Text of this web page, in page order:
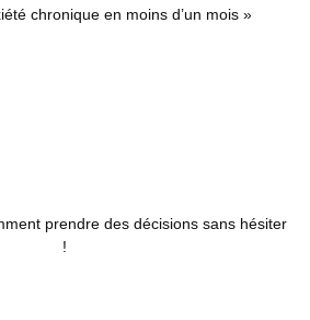
chronique en moins d’un mois »
prendre des décisions sans hésiter
!